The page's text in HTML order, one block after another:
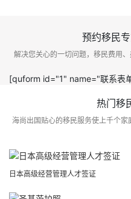
预约移民
解决您关心的一切问题，移民费用
[quform id="1" name="联系表
热门移
海尚出国贴心的移民服务使上千个
日本高级经营管理人才签证